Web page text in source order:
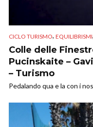
CICLO TURISMO, EQUILIBRISMI,
Colle delle
Pucinskaite –
– Turismo
Pedalando qua e la con i